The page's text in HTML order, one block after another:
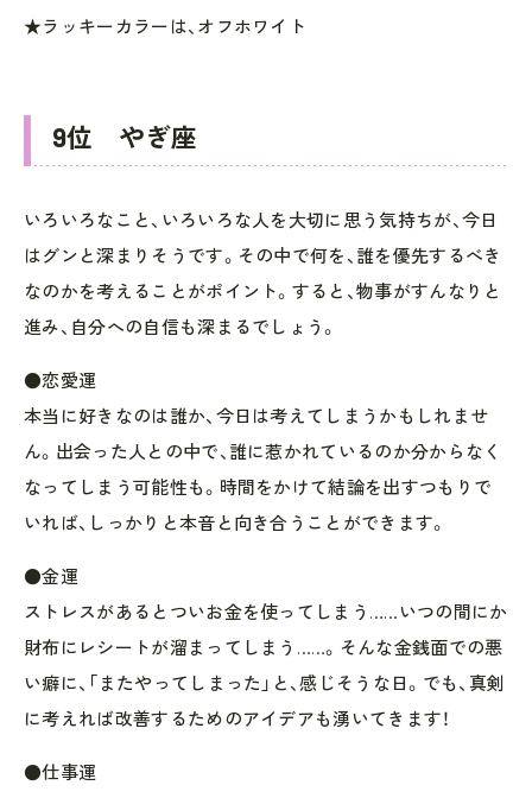
★ラッキーカラーは、オフホワイト
9位 やぎ座
いろいろなこと、いろいろな人を大切に思う気持ちが、今日
はグンと深まりそうです。その中で何を、誰を優先するべき
なのかを考えることがポイント。すると、物事がすんなりと
進み、自分への自信も深まるでしょう。
●恋愛運
本当に好きなのは誰か、今日は考えてしまうかもしれませ
ん。出会った人との中で、誰に惹かれているのか分からなく
なってしまう可能性も。時間をかけて結論を出すつもりで
いれば、しっかりと本音と向き合うことができます。
●金運
ストレスがあるとついお金を使ってしまう……いつの間にか
財布にレシートが溜まってしまう……。そんな金銭面での悪
い癖に、「またやってしまった」と、感じそうな日。でも、真剣
に考えれば改善するためのアイデアも湧いてきます！
●仕事運